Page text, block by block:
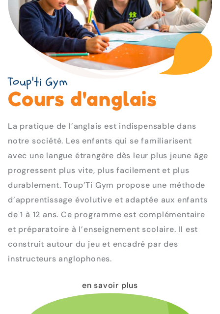
Toup'ti Gym
Cours d'anglais
La pratique de l’anglais est indispensable dans
notre société. Les enfants qui se familiarisent
avec une langue étrangère dès leur plus jeune âge
progressent plus vite, plus facilement et plus
durablement. Toup’Ti Gym propose une méthode
d’apprentissage évolutive et adaptée aux enfants
de 1 à 12 ans. Ce programme est complémentaire
et préparatoire à l’enseignement scolaire. Il est
construit autour du jeu et encadré par des
instructeurs anglophones.
en savoir plus